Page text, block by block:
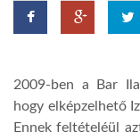
A NAP SZÉPE
2009-ben a Bar
hogy elképzelhető
Ennek feltételéül